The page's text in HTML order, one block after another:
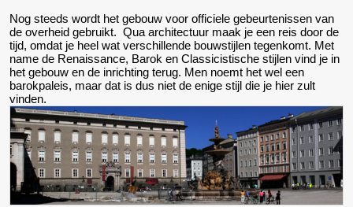
Nog steeds wordt het gebouw voor officiele gebeurtenissen van
de overheid gebruikt. Qua architectuur maak je een reis door de
tijd, omdat je heel wat verschillende bouwstijlen tegenkomt. Met
name de Renaissance, Barok en Classicistische stijlen vind je in
het gebouw en de inrichting terug. Men noemt het wel een
barokpaleis, maar dat is dus niet de enige stijl die je hier zult
vinden.